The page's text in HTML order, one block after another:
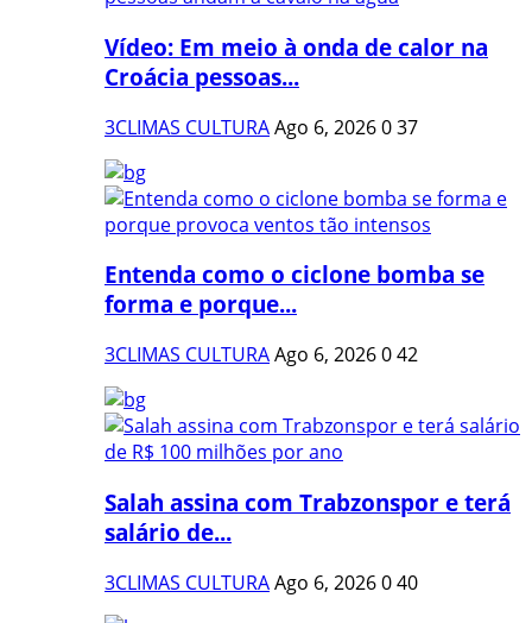
Vídeo: Em meio à onda de calor na
Croácia pessoas...
3CLIMAS CULTURAAgo 6, 2026037
Entenda como o ciclone bomba se
forma e porque...
3CLIMAS CULTURAAgo 6, 2026042
Salah assina com Trabzonspor e terá
salário de...
3CLIMAS CULTURAAgo 6, 2026040